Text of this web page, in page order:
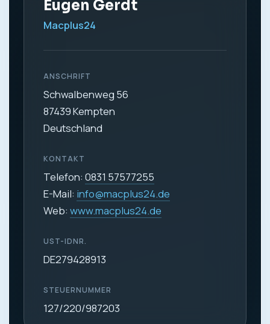
Eugen Gerdt
Macplus24
ANSCHRIFT
Schwalbenweg 56
87439 Kempten
Deutschland
KONTAKT
Telefon: 0831 57577255
E-Mail: info@macplus24.de
Web: www.macplus24.de
UST-IDNR.
DE279428913
STEUERNUMMER
127/220/987203